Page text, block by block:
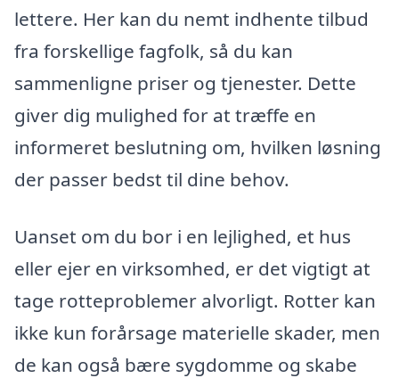
lettere. Her kan du nemt indhente tilbud
fra forskellige fagfolk, så du kan
sammenligne priser og tjenester. Dette
giver dig mulighed for at træffe en
informeret beslutning om, hvilken løsning
der passer bedst til dine behov.
Uanset om du bor i en lejlighed, et hus
eller ejer en virksomhed, er det vigtigt at
tage rotteproblemer alvorligt. Rotter kan
ikke kun forårsage materielle skader, men
de kan også bære sygdomme og skabe